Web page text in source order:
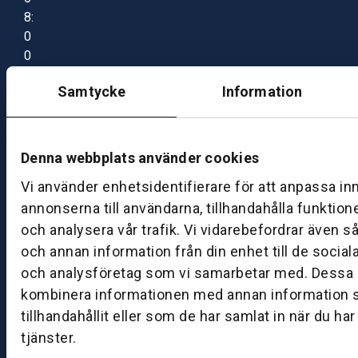
Samtycke Information
Denna webbplats använder cookies
Vi använder enhetsidentifierare för att anpassa
annonserna till användarna, tillhandahålla
och analysera vår trafik. Vi vidarebefordrar även
och annan information från din enhet till de
och analysföretag som vi samarbetar med. Dessa
kombinera informationen med annan information
tillhandahållit eller som de har samlat in när du
tjänster.
8:
0
0
7:
0
B
S
k
ö
v
d